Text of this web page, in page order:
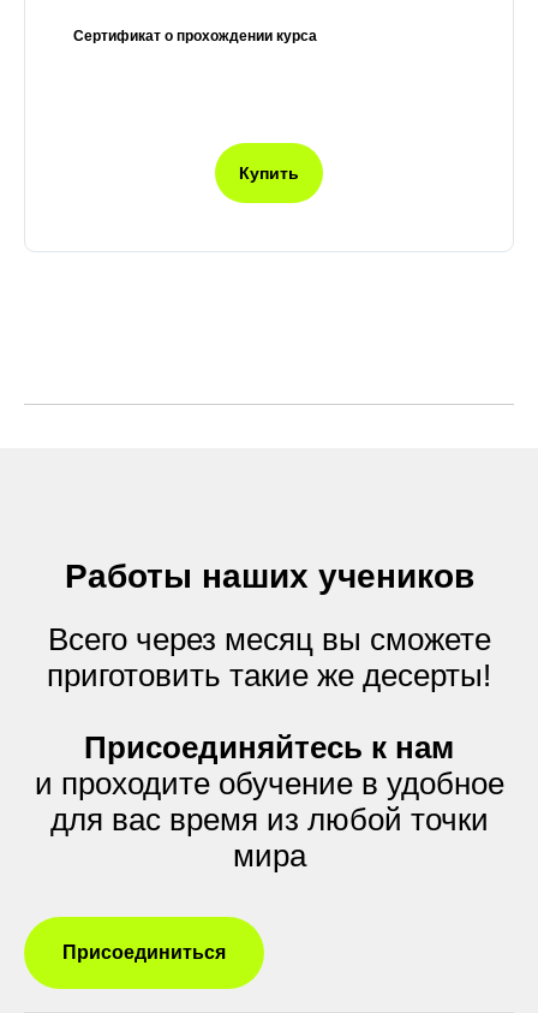
Сертификат о прохождении курса
Купить
Работы наших учеников
Всего через месяц вы сможете
приготовить такие же десерты!
Присоединяйтесь к нам
и проходите обучение в удобное
для вас время из любой точки
мира
Присоединиться